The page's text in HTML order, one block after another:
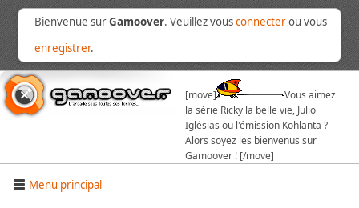
Bienvenue surGamoover. Veuillez vousconnecterou vous
enregistrer.
[move]
Vous aimez
la série Ricky la belle vie, Julio
Iglésias ou l'émission Kohlanta ?
Alors soyez les bienvenus sur
Gamoover ! [/move]
Menu principal